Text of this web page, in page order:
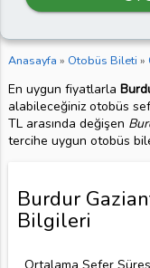
Anasayfa » Otobüs Bileti »
En uygun fiyatlarla
alabileceğiniz otobüs
TL arasında değişen
tercihe uygun otobüs
Burdur
Bilgileri
Ortalama Sefer